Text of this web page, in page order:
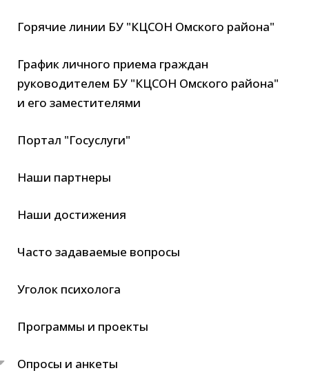
Горячие линии БУ "КЦСОН Омского района"
График личного приема граждан
руководителем БУ "КЦСОН Омского района"
и его заместителями
Портал "Госуслуги"
Наши партнеры
Наши достижения
Часто задаваемые вопросы
Уголок психолога
Программы и проекты
Опросы и анкеты